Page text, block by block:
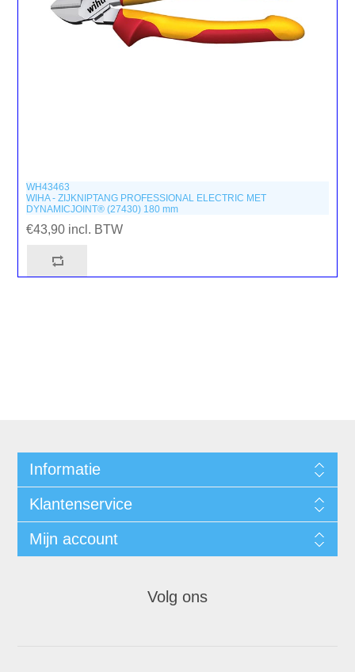
WH43463
WIHA - ZIJKNIPTANG PROFESSIONAL ELECTRIC MET
DYNAMICJOINT® (27430) 180 mm
€43,90 incl. BTW
Informatie
Klantenservice
Mijn account
Volg ons